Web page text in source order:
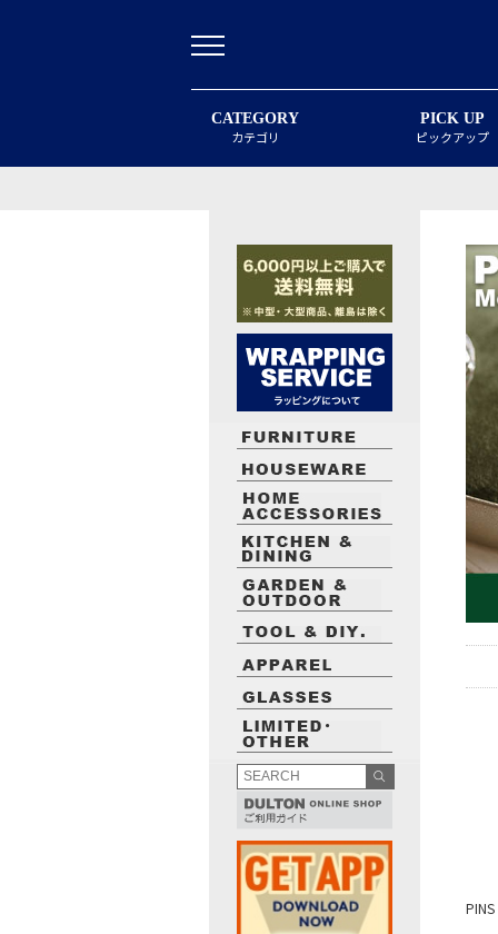
CATEGORY
カテゴリ
PICK UP
ピックアップ
PINS